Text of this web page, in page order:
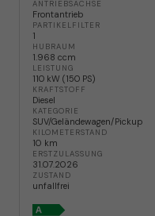
ANTRIEBSACHSE
Frontantrieb
PARTIKELFILTER
1
HUBRAUM
1.968 ccm
LEISTUNG
110 kW (150 PS)
KRAFTSTOFF
Diesel
KATEGORIE
SUV/Geländewagen/Pickup
KILOMETERSTAND
10 km
ERSTZULASSUNG
31.07.2026
ZUSTAND
unfallfrei